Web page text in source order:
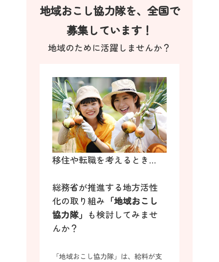
地域おこし協力隊を、全国で
募集しています！
地域のために活躍しませんか？
移住や転職を考えるとき…
総務省が推進する地方活性
化の取り組み 「地域おこし
協力隊」 も検討してみませ
んか？
「地域おこし協力隊」は、給料が支